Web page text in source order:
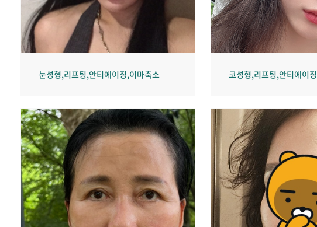
눈성형,리프팅,안티에이징,이마축소 코성형,리프팅,안티에이징